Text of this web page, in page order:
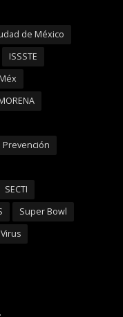
de México
ISSSTE
Prevención
SECTI
Super Bowl
Virus